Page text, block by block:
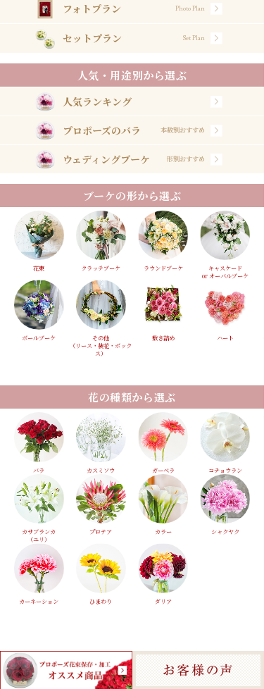
フォトプラン Photo Plan
セットプラン Set Plan
人気・用途別から選ぶ
人気ランキング
プロポーズのバラ 本数別おすすめ
ウェディングブーケ 形別おすすめ
ブーケの形から選ぶ
花束 クラッチブーケ ラウンドブーケ
キャスケード
or オーバルブーケ
ボールブーケ
その他
（リース・装花・ボック
ス）
敷き詰め ハート
花の種類から選ぶ
バラ カスミソウ ガーベラ コチョウラン
カサブランカ
（ユリ）
プロテア カラー シャクヤク
カーネーション ひまわり ダリア